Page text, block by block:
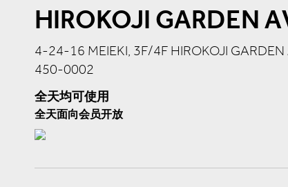
HIROKOJI GARDEN
4-24-16 MEIEKI, 3F/4F HIROKOJI
450-0002
全天均可使用
全天面向会员开放